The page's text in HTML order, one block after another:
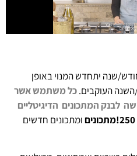
שנה יתחדש המנוי באופן
העוקבים.כל משתמש אשר
לבנק המתכונים הדיגיטליים
ומתכונים חדשים